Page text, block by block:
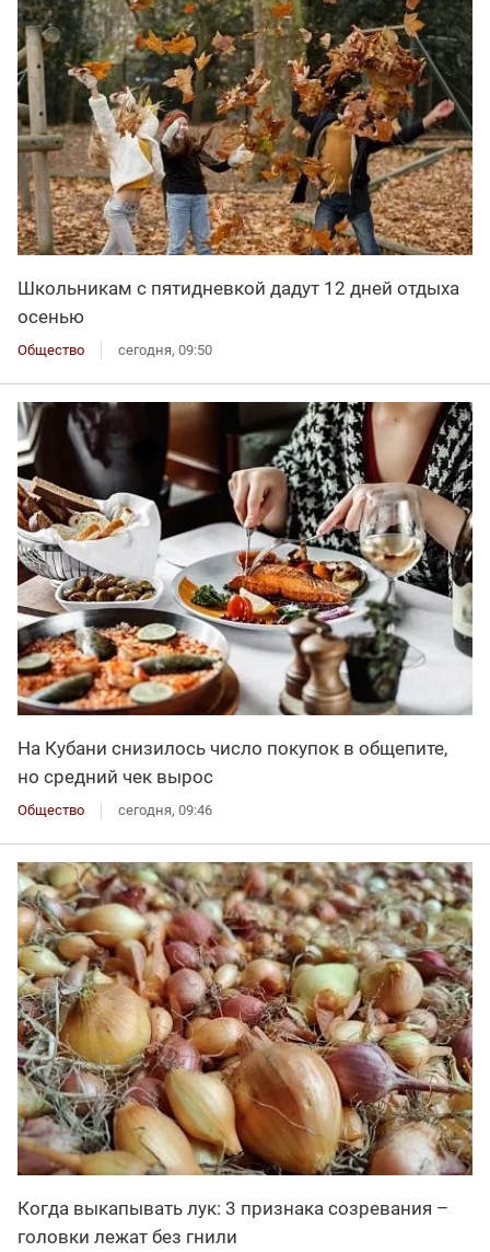
Школьникам с пятидневкой дадут 12 дней отдыха
осенью
Общество сегодня, 09:50
На Кубани снизилось число покупок в общепите,
но средний чек вырос
Общество сегодня, 09:46
Когда выкапывать лук: 3 признака созревания –
головки лежат без гнили